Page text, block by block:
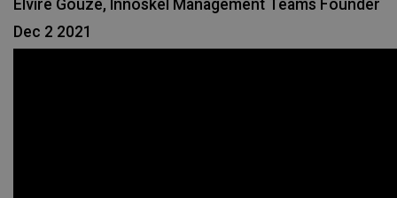
Elvire Gouze, Innoskel Management Teams Founder
Dec 2 2021